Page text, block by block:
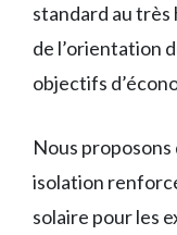
standard au
de l’orientation
objectifs
Nous
isolation
solaire pour les